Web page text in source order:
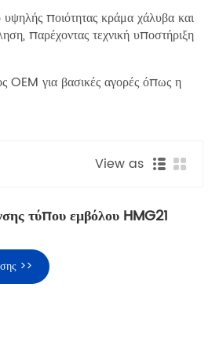
ποιότητας κράμα χάλυβα και
παρέχοντας τεχνική υποστήριξη
OEM για βασικές αγορές όπως η
View as
τύπου εμβόλου HMG21
>>